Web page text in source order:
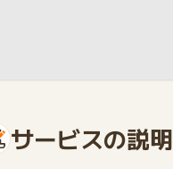
サービスの説明